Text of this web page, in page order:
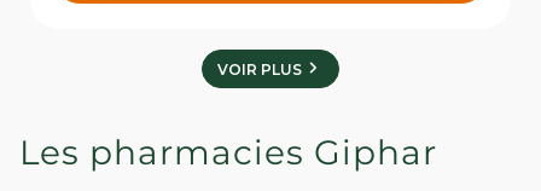
VOIR PLUS
Les pharmacies Giphar